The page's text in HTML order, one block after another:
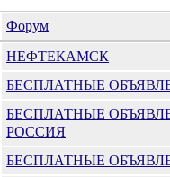
Форум
НЕФТЕКАМСК
БЕСПЛАТНЫЕ
БЕСПЛАТНЫЕ
РОССИЯ
БЕСПЛАТНЫЕ